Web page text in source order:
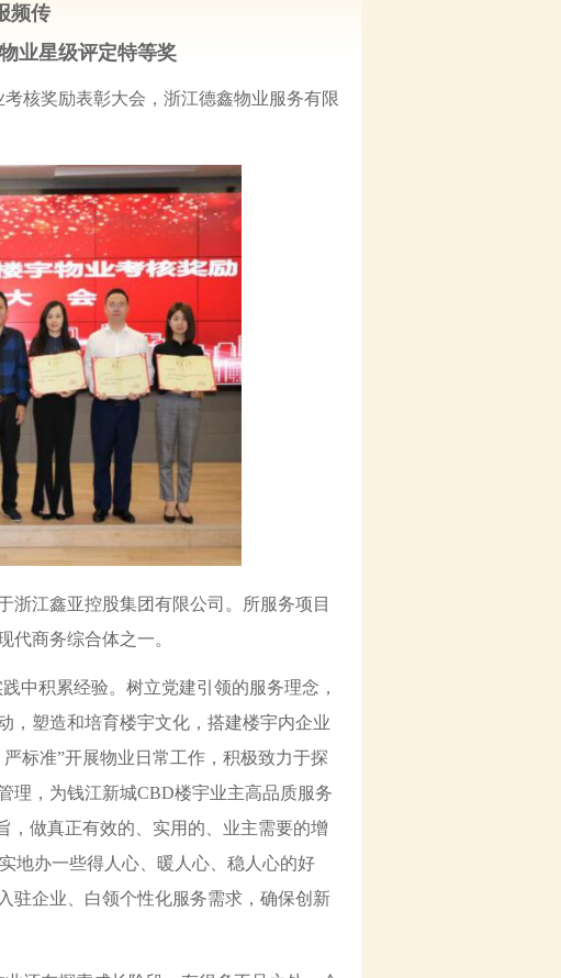
频传
业星级评定特等奖
核奖励表彰大会，浙江德鑫物业服务有限
浙江鑫亚控股集团有限公司。所服务项目
代商务综合体之一。
中积累经验。树立党建引领的服务理念，
，塑造和培育楼宇文化，搭建楼宇内企业
标准”开展物业日常工作，积极致力于探
理，为钱江新城CBD楼宇业主高品质服务
，做真正有效的、实用的、业主需要的增
地办一些得人心、暖人心、稳人心的好
驻企业、白领个性化服务需求，确保创新